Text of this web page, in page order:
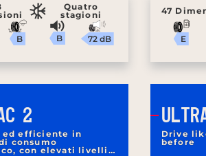
Quatro
stagioni
B B 72 dB
47
E
2
ed efficiente in
consumo
con elevati livelli
Drive
before